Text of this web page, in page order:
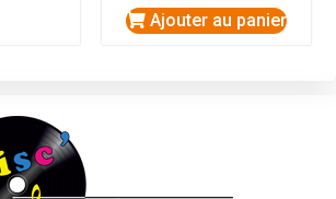
Ajouter au panier